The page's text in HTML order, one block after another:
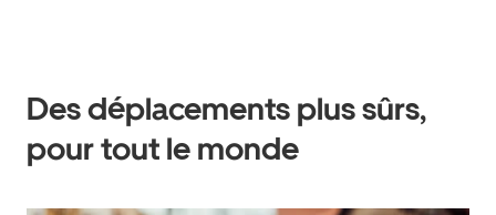
Des déplacements plus sûrs,
pour tout le monde